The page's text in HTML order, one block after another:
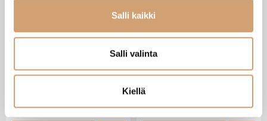
Salli kaikki
Salli valinta
Kiellä
pippurimylly 18cm
79,90€ 29,90€